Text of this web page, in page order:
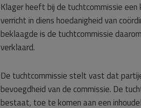
Klager heeft bij de tuchtcommissie
verricht in diens hoedanigheid van
beklaagde is de tuchtcommissie
verklaard.
De tuchtcommissie stelt vast dat
bevoegdheid van de commissie. De
bestaat, toe te komen aan een